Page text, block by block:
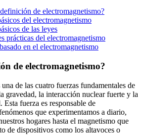
de electromagnetismo?
del electromagnetismo
de las leyes
prácticas del electromagnetismo
en el electromagnetismo
de electromagnetismo?
de las cuatro fuerzas fundamentales de
gravedad, la interacción nuclear fuerte y la
fuerza es responsable de
que experimentamos a diario,
hogares hasta el magnetismo que
de dispositivos como los altavoces o